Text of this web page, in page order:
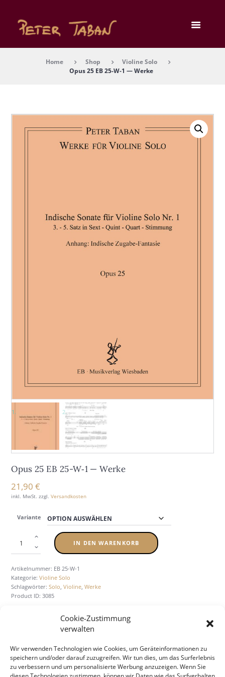
Cookie-Zustimmung
verwalten
Wir verwenden Technologien wie Cookies, um Geräteinformationen zu
speichern und/oder darauf zuzugreifen. Wir tun dies, um das Surferlebnis
zu verbessern und um personalisierte Werbung anzuzeigen. Wenn Sie
Home Shop
Violine Solo
Opus 25 EB 25-W‑1 — Wer­ke
Opus 25 EB 25-W‑1 — Wer­ke
21,90€
inkl. MwSt. zzgl.Versandkosten
Variante
IN DEN WARENKORB
Artikelnummer: EB 25-W-1
Kategorie:Violine Solo
Schlagwörter:Solo,Violine,Werke
Product ID:3085